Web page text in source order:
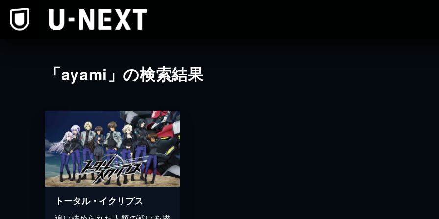
「ayami」の検索結果
トータル・イクリプス